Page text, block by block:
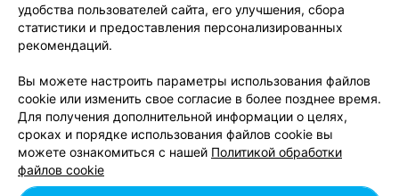
Вам будет интересно
Пирсинг в Могилеве
Прокол хряща уха в Могилеве
удобства пользователей сайта, его улучшения, сбора
статистики и предоставления персонализированных
рекомендаций.
Вы можете настроить параметры использования файлов
cookie или изменить свое согласие в более позднее время.
Для получения дополнительной информации о целях,
сроках и порядке использования файлов cookie вы
можете ознакомиться с нашей Политикой обработки
файлов cookie